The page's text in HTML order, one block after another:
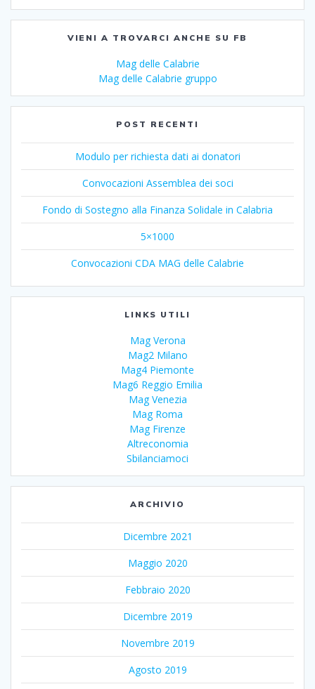
VIENI A TROVARCI ANCHE SU FB
Mag delle Calabrie
Mag delle Calabrie gruppo
POST RECENTI
Modulo per richiesta dati ai donatori
Convocazioni Assemblea dei soci
Fondo di Sostegno alla Finanza Solidale in Calabria
5×1000
Convocazioni CDA MAG delle Calabrie
LINKS UTILI
Mag Verona
Mag2 Milano
Mag4 Piemonte
Mag6 Reggio Emilia
Mag Venezia
Mag Roma
Mag Firenze
Altreconomia
Sbilanciamoci
ARCHIVIO
Dicembre 2021
Maggio 2020
Febbraio 2020
Dicembre 2019
Novembre 2019
Agosto 2019